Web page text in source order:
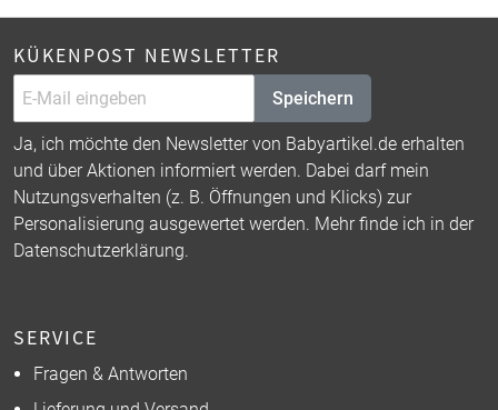
KÜKENPOST NEWSLETTER
Speichern
Ja, ich möchte den Newsletter von Babyartikel.de erhalten
und über Aktionen informiert werden. Dabei darf mein
Nutzungsverhalten (z. B. Öffnungen und Klicks) zur
Personalisierung ausgewertet werden. Mehr finde ich in der
Datenschutzerklärung.
SERVICE
Fragen & Antworten